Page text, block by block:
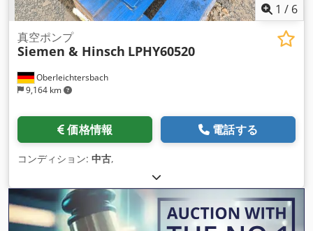
1 / 6
Oberleichtersbach
9,164 km
真空ポンプ
Siemen & Hinsch LPHY60520
価格情報 電話する
コンディション: 中古,